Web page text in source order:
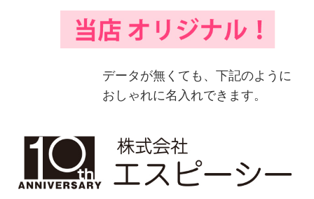
データが無くても、下記のように
おしゃれに名入れできます。